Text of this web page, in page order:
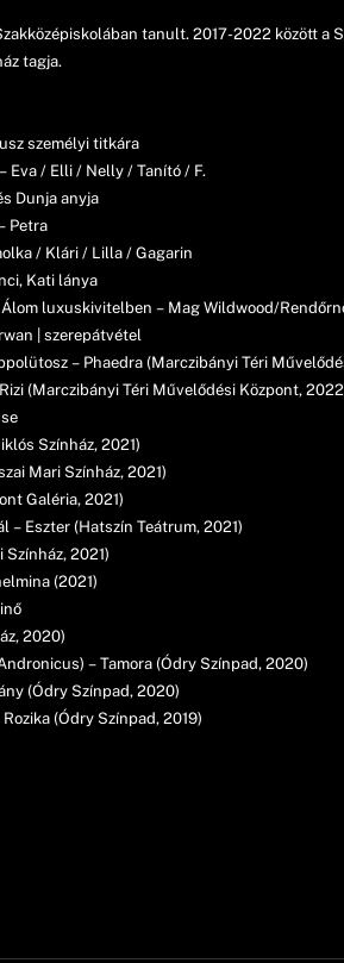
tanult. 2017-2022 között
tagja.
személyi titkára
Eva / Elli / Nelly / Tanító / F.
Dunja anyja
Petra
/ Klári / Lilla / Gagarin
Kati lánya
luxuskivitelben – Mag Wildwood/
| szerepátvétel
– Phaedra (Marczibányi Téri
(Marczibányi Téri Művelődési Központ,
Színház, 2021)
Mari Színház, 2021)
Galéria, 2021)
– Eszter (Hatszín Teátrum, 2021)
2021)
(2021)
2020)
– Tamora (Ódry Színpad, 2020)
(Ódry Színpad, 2020)
(Ódry Színpad, 2019)